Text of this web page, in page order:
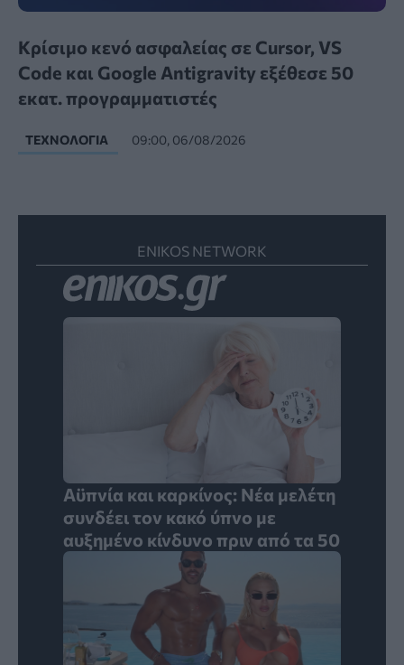
Κρίσιμο κενό ασφαλείας σε Cursor, VS
Code και Google Antigravity εξέθεσε 50
εκατ. προγραμματιστές
ΤΕΧΝΟΛΟΓΊΑ 09:00, 06/08/2026
ENIKOS NETWORK
Αϋπνία και καρκίνος: Νέα μελέτη
συνδέει τον κακό ύπνο με
αυξημένο κίνδυνο πριν από τα 50